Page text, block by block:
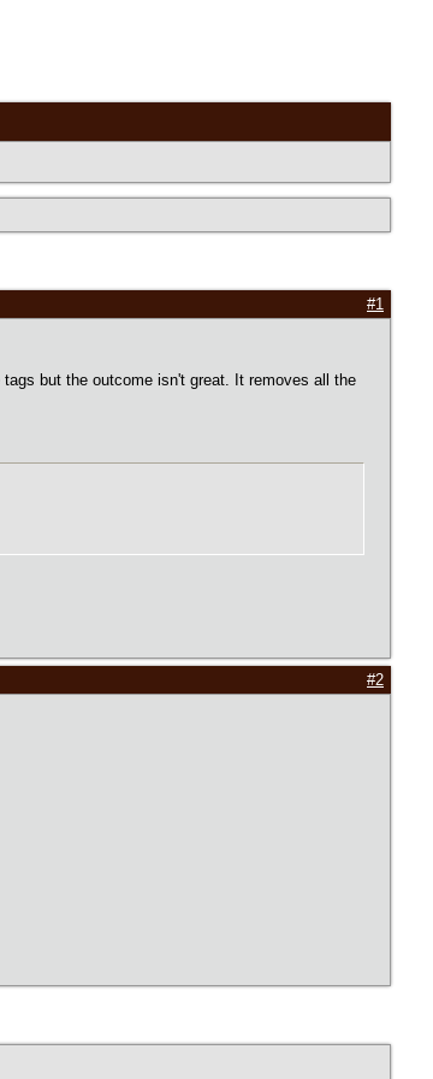
#1
but the outcome isn't great. It removes all the
#2